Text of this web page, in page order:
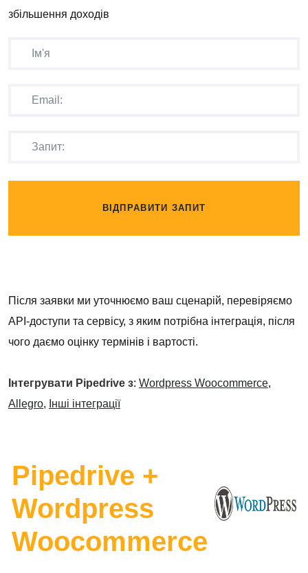
збільшення доходів
ВІДПРАВИТИ ЗАПИТ
Після заявки ми уточнюємо ваш сценарій, перевіряємо
API-доступи та сервісу, з яким потрібна інтеграція, після
чого даємо оцінку термінів і вартості.
Інтегрувати Pipedrive з: Wordpress Woocommerce,
Allegro, Інші інтеграції
Pipedrive +
Wordpress
Woocommerce